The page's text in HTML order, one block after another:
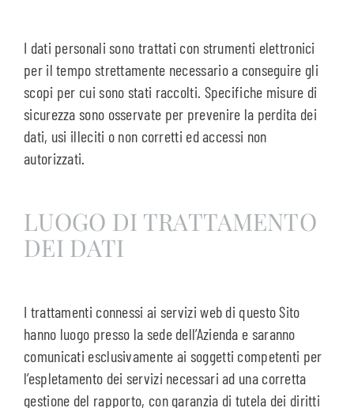
I dati personali sono trattati con strumenti elettronici
per il tempo strettamente necessario a conseguire gli
scopi per cui sono stati raccolti. Specifiche misure di
sicurezza sono osservate per prevenire la perdita dei
dati, usi illeciti o non corretti ed accessi non
autorizzati.
LUOGO DI TRATTAMENTO
DEI DATI
I trattamenti connessi ai servizi web di questo Sito
hanno luogo presso la sede dell’Azienda e saranno
comunicati esclusivamente ai soggetti competenti per
l’espletamento dei servizi necessari ad una corretta
gestione del rapporto, con garanzia di tutela dei diritti